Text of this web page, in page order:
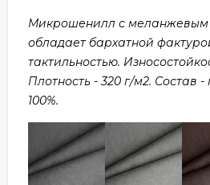
Микрошенилл с меланжевым
обладает бархатной
тактильностью.
Плотность - 320 г/м2. Состав -
100%.